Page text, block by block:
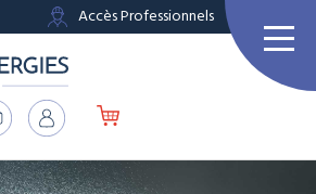
Accès Professionnels